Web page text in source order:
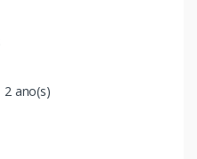
2 ano(s)